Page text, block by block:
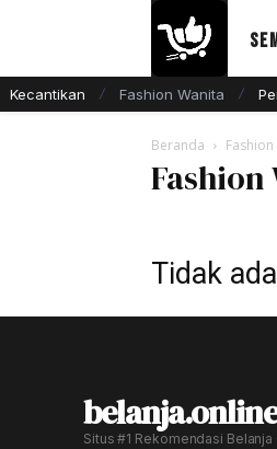
Kecantikan Fashion Wanita
Beranda
Fashion
Tidak
belanja.online
Situs #1 Rekomendasi Belanja